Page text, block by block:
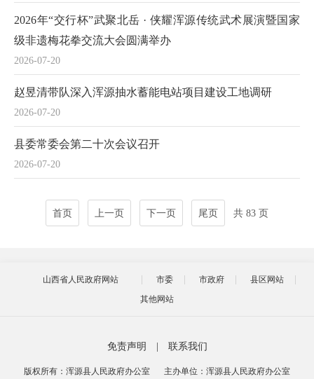
2026-07-20
2026年“交行杯”武聚北岳 · 侠耀浑源传统武术展演暨国家
级非遗梅花拳交流大会圆满举办
2026-07-20
赵昱清带队深入浑源抽水蓄能电站项目建设工地调研
2026-07-20
县委常委会第二十次会议召开
首页 上一页 下一页 尾页 共 83 页
山西省人民政府网站 市委 市政府
县区网站
其他网站
免责声明 联系我们
版权所有：浑源县人民政府办公室 主办单位：浑源县人民政府办公室